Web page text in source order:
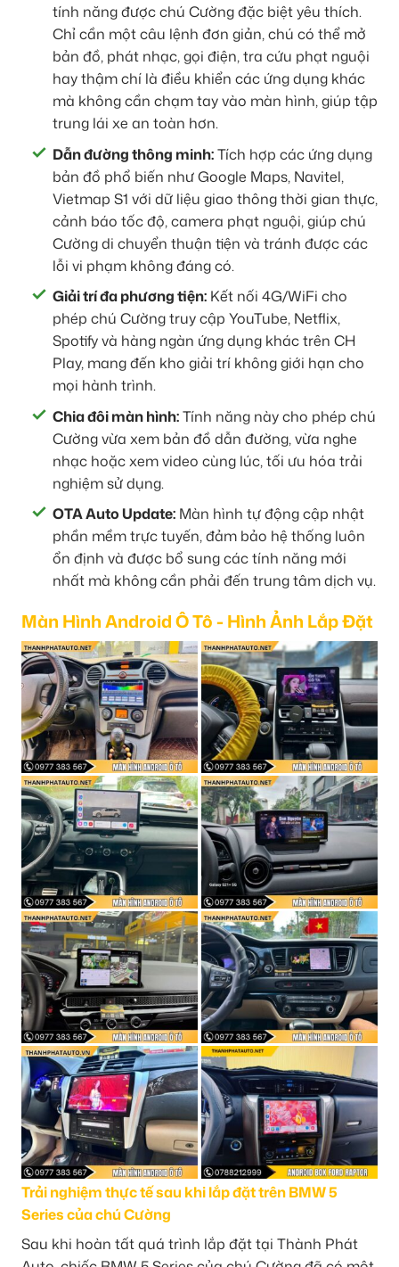
tính năng được chú Cường đặc biệt yêu thích.
Chỉ cần một câu lệnh đơn giản, chú có thể mở
bản đồ, phát nhạc, gọi điện, tra cứu phạt nguội
hay thậm chí là điều khiển các ứng dụng khác
mà không cần chạm tay vào màn hình, giúp tập
trung lái xe an toàn hơn.
Dẫn đường thông minh:Tích hợp các ứng dụng
bản đồ phổ biến như Google Maps, Navitel,
Vietmap S1 với dữ liệu giao thông thời gian thực,
cảnh báo tốc độ, camera phạt nguội, giúp chú
Cường di chuyển thuận tiện và tránh được các
lỗi vi phạm không đáng có.
Giải trí đa phương tiện: Kết nối 4G/WiFi cho
phép chú Cường truy cập YouTube, Netflix,
Spotify và hàng ngàn ứng dụng khác trên CH
Play, mang đến kho giải trí không giới hạn cho
mọi hành trình.
Chia đôi màn hình:Tính năng này cho phép chú
Cường vừa xem bản đồ dẫn đường, vừa nghe
nhạc hoặc xem video cùng lúc, tối ưu hóa trải
nghiệm sử dụng.
OTA Auto Update: Màn hình tự động cập nhật
phần mềm trực tuyến, đảm bảo hệ thống luôn
ổn định và được bổ sung các tính năng mới
nhất mà không cần phải đến trung tâm dịch vụ.
Màn Hình Android Ô Tô - Hình Ảnh Lắp Đặt
Trải nghiệm thực tế sau khi lắp đặt trên BMW 5
Series của chú Cường
Sau khi hoàn tất quá trình lắp đặt tại Thành Phát